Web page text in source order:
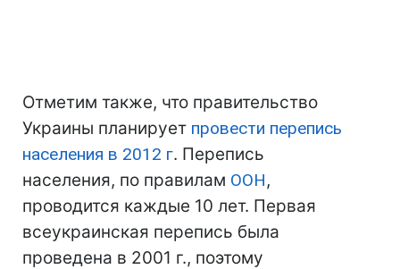
Отметим также, что правительство
Украины планирует провести перепись
населения в 2012 г. Перепись
населения, по правилам ООН,
проводится каждые 10 лет. Первая
всеукраинская перепись была
проведена в 2001 г., поэтому